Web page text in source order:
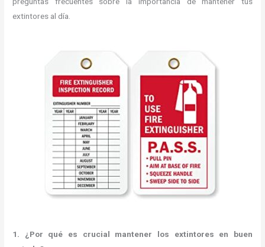
extintores al día.
1. ¿Por qué es crucial mantener los extintores en buen